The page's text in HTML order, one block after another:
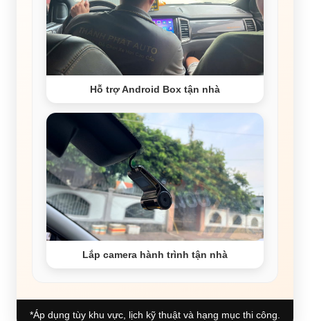
Hỗ trợ Android Box tận nhà
Lắp camera hành trình tận nhà
*Áp dụng tùy khu vực, lịch kỹ thuật và hạng mục thi công.